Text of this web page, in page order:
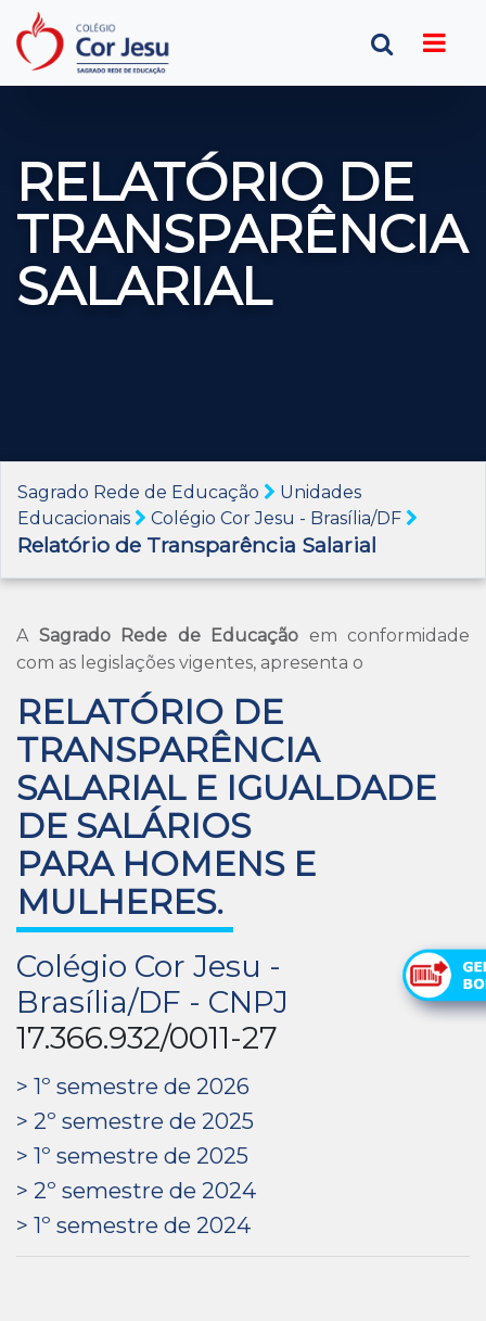
RELATÓRIO DE
TRANSPARÊNCIA
SALARIAL
Sagrado Rede de Educação
Unidades
Educacionais
Colégio Cor Jesu - Brasília/DF
Relatório de Transparência Salarial
A Sagrado Rede de Educação em conformidade
com as legislações vigentes, apresenta o
RELATÓRIO DE
TRANSPARÊNCIA
SALARIAL E IGUALDADE
DE SALÁRIOS
PARA HOMENS E
MULHERES.
Colégio Cor Jesu -
Brasília/DF - CNPJ
17.366.932/0011-27
> 1º semestre de 2026
> 2º semestre de 2025
> 1º semestre de 2025
> 2º semestre de 2024
> 1º semestre de 2024